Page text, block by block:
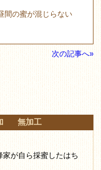
間の蜜が混じらない
次の記事へ»
無加工
が自ら採蜜したはち